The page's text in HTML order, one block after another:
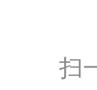
扫